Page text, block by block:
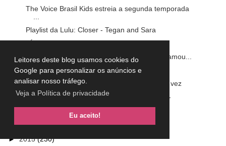
Leitores deste blog usamos cookies do
Google para personalizar os anúncios e
analisar nosso tráfego.
Veja a Política de privacidade
Eu aceito!
The Voice Brasil Kids estreia a segunda temporada
Playlist da Lulu: Closer - Tegan and Sara
Lulu Entrevista: Nathalia Gabriela do blog Glamou...
NIVEA LIP CARE FRUIT SHINE MELANCIA
Lingerie à mostra: a tendência que voltou de vez
CKIOS Shampoo Radiance Colors: eu testei -
►2016(301)
►2015(230)